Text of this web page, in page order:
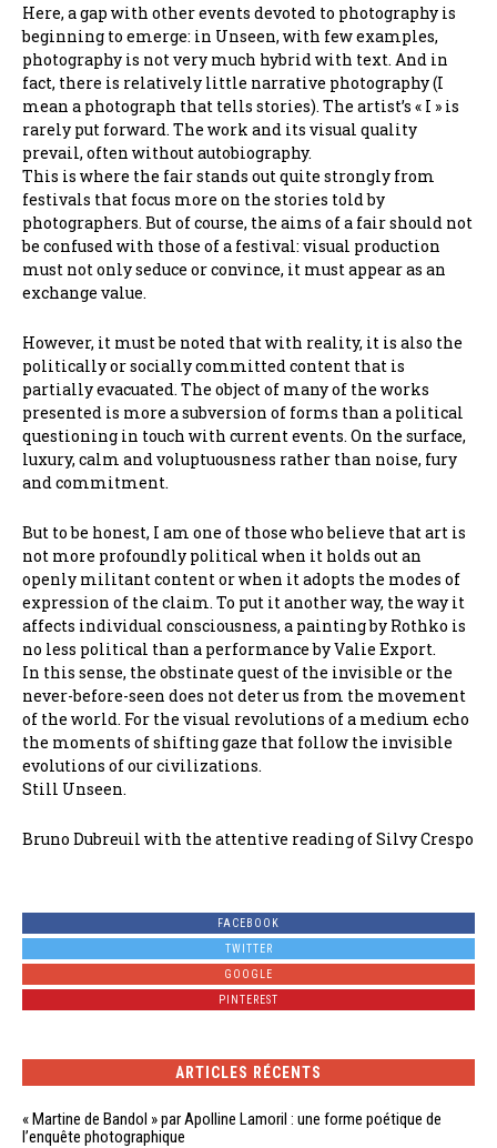
Here, a gap with other events devoted to photography is
beginning to emerge: in Unseen, with few examples,
photography is not very much hybrid with text. And in
fact, there is relatively little narrative photography (I
mean a photograph that tells stories). The artist’s « I » is
rarely put forward. The work and its visual quality
prevail, often without autobiography.
This is where the fair stands out quite strongly from
festivals that focus more on the stories told by
photographers. But of course, the aims of a fair should not
be confused with those of a festival: visual production
must not only seduce or convince, it must appear as an
exchange value.
However, it must be noted that with reality, it is also the
politically or socially committed content that is
partially evacuated. The object of many of the works
presented is more a subversion of forms than a political
questioning in touch with current events. On the surface,
luxury, calm and voluptuousness rather than noise, fury
and commitment.
But to be honest, I am one of those who believe that art is
not more profoundly political when it holds out an
openly militant content or when it adopts the modes of
expression of the claim. To put it another way, the way it
affects individual consciousness, a painting by Rothko is
no less political than a performance by Valie Export.
In this sense, the obstinate quest of the invisible or the
never-before-seen does not deter us from the movement
of the world. For the visual revolutions of a medium echo
the moments of shifting gaze that follow the invisible
evolutions of our civilizations.
Still Unseen.
Bruno Dubreuil with the attentive reading of Silvy Crespo
FACEBOOK
TWITTER
GOOGLE
PINTEREST
ARTICLES RÉCENTS
« Martine de Bandol » par Apolline Lamoril : une forme poétique de
l’enquête photographique